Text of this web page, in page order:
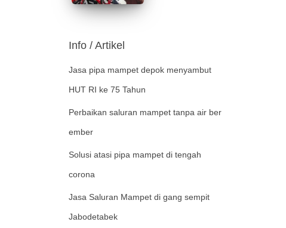
Info / Artikel
Jasa pipa mampet depok menyambut
HUT RI ke 75 Tahun
Perbaikan saluran mampet tanpa air ber
ember
Solusi atasi pipa mampet di tengah
corona
Jasa Saluran Mampet di gang sempit
Jabodetabek